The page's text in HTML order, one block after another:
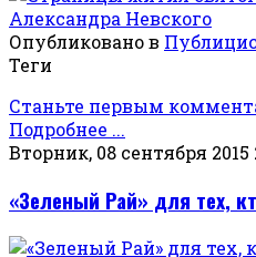
Опубликовано в
Теги
Станьте первым
Подробнее ...
Вторник, 08 сентября 2015
«Зеленый Рай» для тех,